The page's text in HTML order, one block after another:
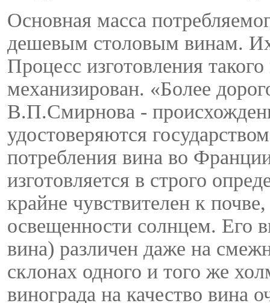
Основная масса
дешевым столовым винам.
Процесс изготовления
механизирован. «Более
В.П.Смирнова -
удостоверяются
потребления вина во
изготовляется в строго
крайне чувствителен к
освещенности солнцем. Его
вина) различен даже на
склонах одного и того же
винограда на качество вина